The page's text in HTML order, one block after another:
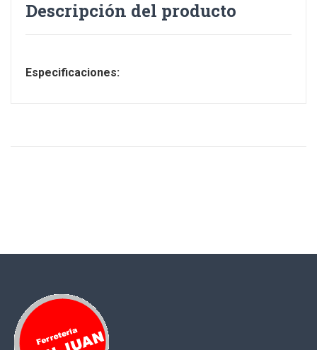
Descripción del producto
Especificaciones: